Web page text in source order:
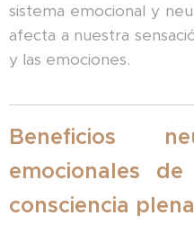
sistema emocional y
afecta a nuestra
y las emociones.
Beneficios
emocionales
consciencia plena